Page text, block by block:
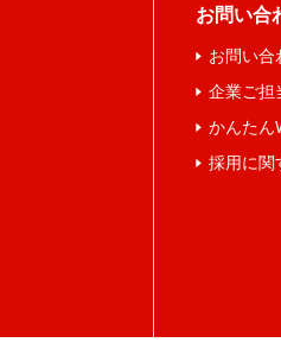
お問い合
お問い合
企業ご担
かんたん
採用に関